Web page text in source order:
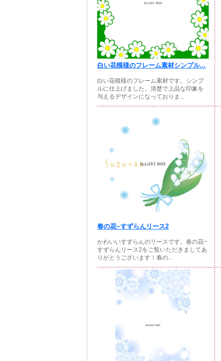
白い花模様のフレーム素材シンプル...
白い花模様のフレーム素材です。シンプ
ルに仕上げました。清楚で上品な印象を
与えるデザインになっておりま...
春の花~すずらんリース2
かわいいすずらんのリースです。春の花~
すずらんリース2をご覧いただきましてあ
りがとうございます！春の...